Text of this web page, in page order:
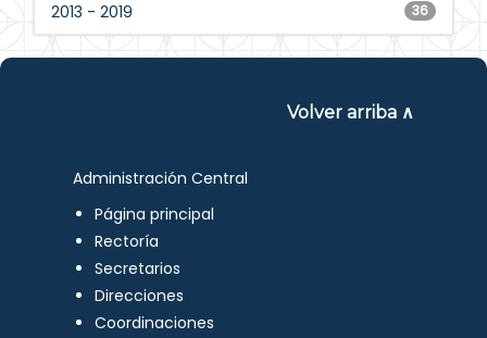
36
2013 - 2019
Volver arriba ∧
Administración Central
Página principal
Rectoría
Secretarios
Direcciones
Coordinaciones